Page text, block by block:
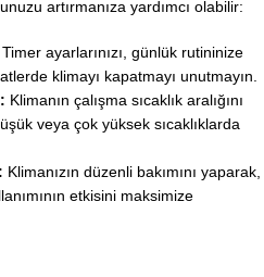
artırmanıza yardımcı olabilir:
Timer ayarlarınızı, günlük rutininize
klimayı kapatmayı unutmayın.
Klimanın çalışma sıcaklık aralığını
veya çok yüksek sıcaklıklarda
Klimanızın düzenli bakımını yaparak,
etkisini maksimize